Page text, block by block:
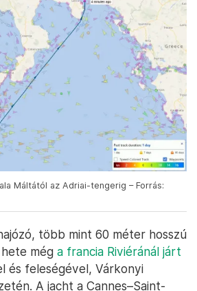
Máltától az Adriai-tengerig – Forrás:
több mint 60 méter hosszú
hete még a francia Riviéránál járt
és feleségével, Várkonyi
A jacht a Cannes–Saint-